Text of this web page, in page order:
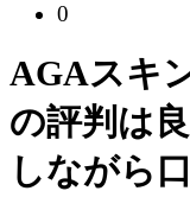
0
AGAスキ
の評判は
しながら